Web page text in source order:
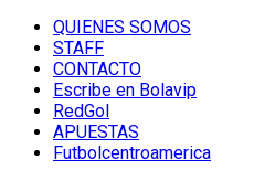
QUIENES SOMOS
STAFF
CONTACTO
Escribe en Bolavip
RedGol
APUESTAS
Futbolcentroamerica